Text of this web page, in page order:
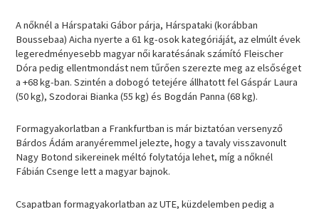
A nőknél a Hárspataki Gábor párja, Hárspataki (korábban
Boussebaa) Aicha nyerte a 61 kg-osok kategóriáját, az elmúlt évek
legeredményesebb magyar női karatésának számító Fleischer
Dóra pedig ellentmondást nem tűrően szerezte meg az elsőséget
a +68 kg-ban. Szintén a dobogó tetejére állhatott fel Gáspár Laura
(50 kg), Szodorai Bianka (55 kg) és Bogdán Panna (68 kg).
Formagyakorlatban a Frankfurtban is már biztatóan versenyző
Bárdos Ádám aranyéremmel jelezte, hogy a tavaly visszavonult
Nagy Botond sikereinek méltó folytatója lehet, míg a nőknél
Fábián Csenge lett a magyar bajnok.
Csapatban formagyakorlatban az UTE, küzdelemben pedig a